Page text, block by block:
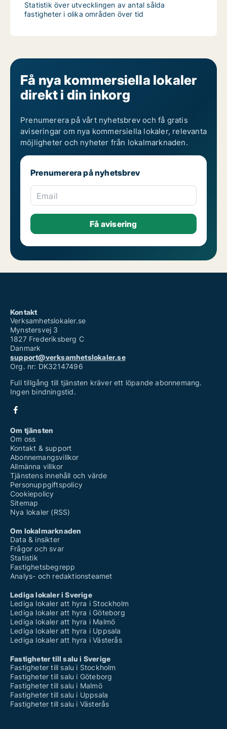
Statistik över utvecklingen av antal sålda
fastigheter i olika områden över tid
Få nya kommersiella lokaler
direkt i din inkorg
Prenumerera på vårt nyhetsbrev och få gratis
aviseringar om nya kommersiella lokaler, relevanta
möjligheter och nyheter från lokalmarknaden.
Prenumerera på nyhetsbrev
Email
Kontakt
Verksamhetslokaler.se
Mynstersvej 3
1827 Frederiksberg C
Danmark
support@verksamhetslokaler.se
Org. nr: DK32147496
Full tillgång till tjänsten kräver ett löpande abonnemang.
Ingen bindningstid.
Om tjänsten
Om oss
Kontakt & support
Abonnemangsvillkor
Allmänna villkor
Tjänstens innehåll och värde
Personuppgiftspolicy
Cookiepolicy
Sitemap
Nya lokaler (RSS)
Om lokalmarknaden
Data & insikter
Frågor och svar
Statistik
Fastighetsbegrepp
Analys- och redaktionsteamet
Lediga lokaler i Sverige
Lediga lokaler att hyra i Stockholm
Lediga lokaler att hyra i Göteborg
Lediga lokaler att hyra i Malmö
Lediga lokaler att hyra i Uppsala
Lediga lokaler att hyra i Västerås
Fastigheter till salu i Sverige
Fastigheter till salu i Stockholm
Fastigheter till salu i Göteborg
Fastigheter till salu i Malmö
Fastigheter till salu i Uppsala
Fastigheter till salu i Västerås